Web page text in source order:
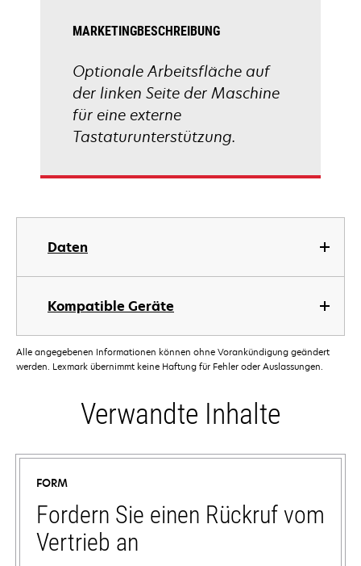
Daten
Kompatible Geräte
MARKETINGBESCHREIBUNG
Optionale Arbeitsfläche auf
der linken Seite der Maschine
für eine externe
Tastaturunterstützung.
Alle angegebenen Informationen können ohne Vorankündigung geändert
werden. Lexmark übernimmt keine Haftung für Fehler oder Auslassungen.
Verwandte Inhalte
FORM
Fordern Sie einen Rückruf vom
Vertrieb an